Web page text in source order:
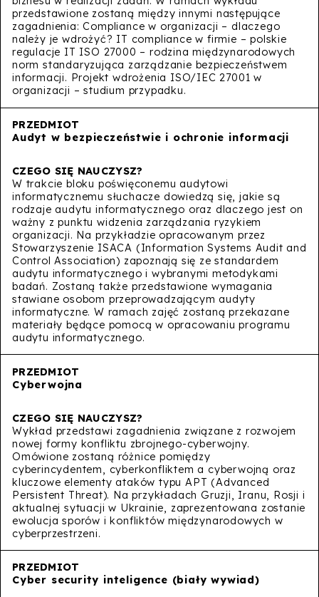
przedstawione zostaną między innymi następujące
zagadnienia: Compliance w organizacji – dlaczego
należy je wdrożyć? IT compliance w firmie – polskie
regulacje IT ISO 27000 – rodzina międzynarodowych
norm standaryzująca zarządzanie bezpieczeństwem
informacji. Projekt wdrożenia ISO/IEC 27001 w
organizacji – studium przypadku.
Audyt w bezpieczeństwie i ochronie informacji
W trakcie bloku poświęconemu audytowi
informatycznemu słuchacze dowiedzą się, jakie są
rodzaje audytu informatycznego oraz dlaczego jest on
ważny z punktu widzenia zarządzania ryzykiem
organizacji. Na przykładzie opracowanym przez
Stowarzyszenie ISACA (Information Systems Audit and
Control Association) zapoznają się ze standardem
audytu informatycznego i wybranymi metodykami
badań. Zostaną także przedstawione wymagania
stawiane osobom przeprowadzającym audyty
informatyczne. W ramach zajęć zostaną przekazane
materiały będące pomocą w opracowaniu programu
audytu informatycznego.
Cyberwojna
Wykład przedstawi zagadnienia związane z rozwojem
nowej formy konfliktu zbrojnego-cyberwojny.
Omówione zostaną różnice pomiędzy
cyberincydentem, cyberkonfliktem a cyberwojną oraz
kluczowe elementy ataków typu APT (Advanced
Persistent Threat). Na przykładach Gruzji, Iranu, Rosji i
aktualnej sytuacji w Ukrainie, zaprezentowana zostanie
ewolucja sporów i konfliktów międzynarodowych w
cyberprzestrzeni.
Cyber security inteligence (biały wywiad)